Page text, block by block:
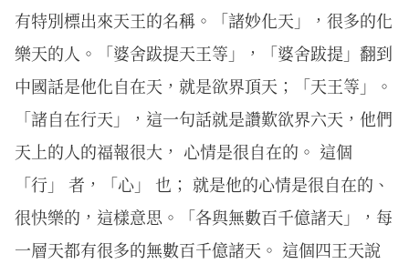
有特別標出來天王的名稱。「諸妙化天」，很多的化
樂天的人。「婆舍跋提天王等」，「婆舍跋提」翻到
中國話是他化自在天，就是欲界頂天；「天王等」。
「諸自在行天」，這一句話就是讚歎欲界六天，他們
天上的人的福報很大， 心情是很自在的。 這個
「行」 者，「心」 也； 就是他的心情是很自在的、
很快樂的，這樣意思。「各與無數百千億諸天」，每
一層天都有很多的無數百千億諸天。 這個四王天說